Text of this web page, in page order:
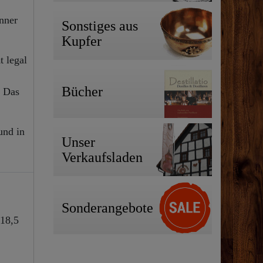
legal
in
Sonstiges aus
Kupfer
Bücher
Unser
Verkaufsladen
Sonderangebote